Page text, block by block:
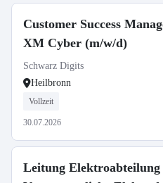
Customer Success
XM Cyber (m/w/d)
Schwarz Digits
Heilbronn
Vollzeit
30.07.2026
Leitung